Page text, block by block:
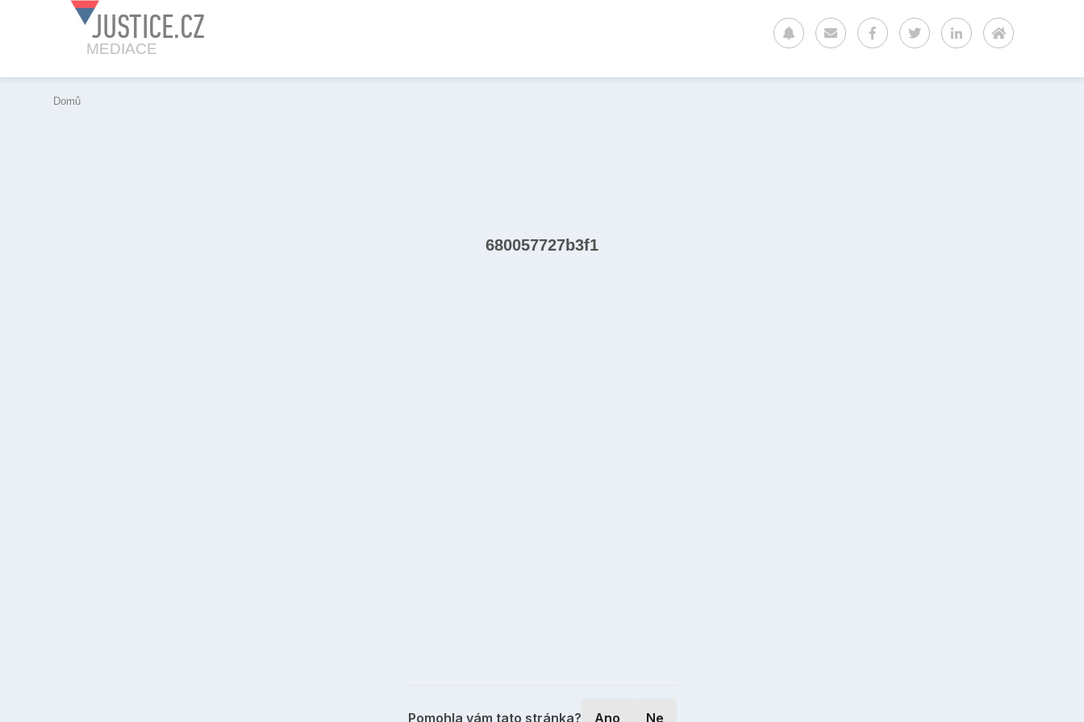
JUSTICE.CZ
MEDIACE
Domů
680057727b3f1
Pomohla vám tato stránka? Ano Ne